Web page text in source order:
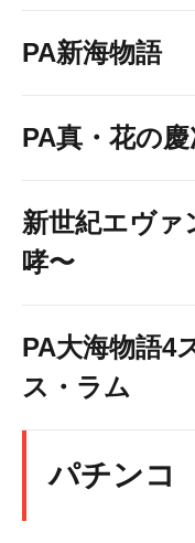
PA新海物語
PA真・花の
新世紀エヴァ
哮〜
PA大海物語4
ス・ラム
パチンコ